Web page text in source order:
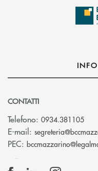
CONTATTI
Telefono: 0934.381105
E-mail:
PEC: